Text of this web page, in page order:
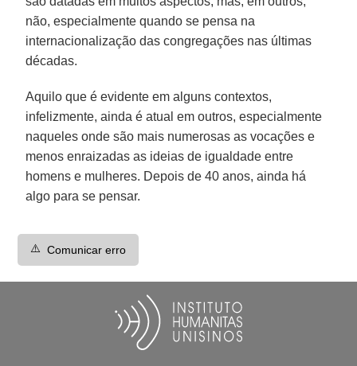
não, especialmente quando se pensa na
internacionalização das congregações nas últimas
décadas.
Aquilo que é evidente em alguns contextos,
infelizmente, ainda é atual em outros, especialmente
naqueles onde são mais numerosas as vocações e
menos enraizadas as ideias de igualdade entre
homens e mulheres. Depois de 40 anos, ainda há
algo para se pensar.
⚠️ Comunicar erro